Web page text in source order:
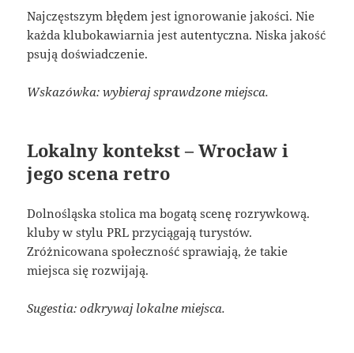
Najczęstszym błędem jest ignorowanie jakości. Nie
każda klubokawiarnia jest autentyczna. Niska jakość
psują doświadczenie.
Wskazówka: wybieraj sprawdzone miejsca.
Lokalny kontekst – Wrocław i
jego scena retro
Dolnośląska stolica ma bogatą scenę rozrywkową.
kluby w stylu PRL przyciągają turystów.
Zróżnicowana społeczność sprawiają, że takie
miejsca się rozwijają.
Sugestia: odkrywaj lokalne miejsca.